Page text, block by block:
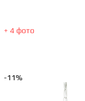
+ 4 фото
-11%